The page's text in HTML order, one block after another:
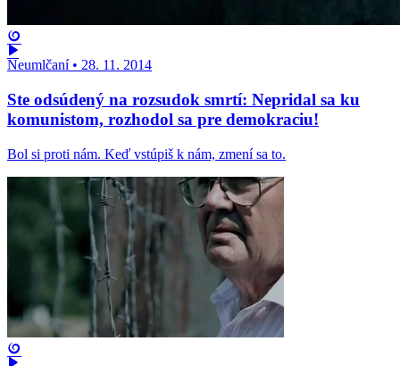
Neumlčaní • 28. 11. 2014
Ste odsúdený na rozsudok smrtí: Nepridal sa ku
komunistom, rozhodol sa pre demokraciu!
Bol si proti nám. Keď vstúpiš k nám, zmení sa to.